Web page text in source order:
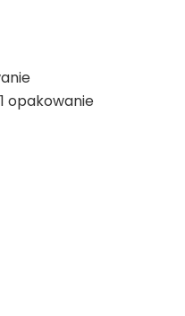
opakowanie